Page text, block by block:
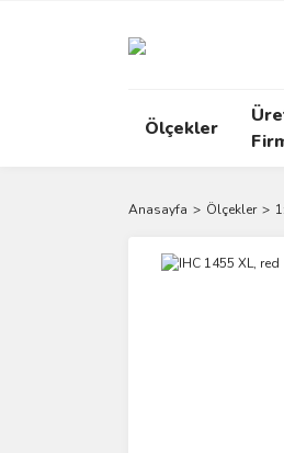
Ölçekler
Anasayfa Ölçekler